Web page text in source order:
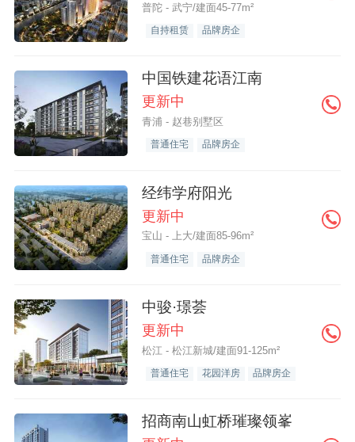
普陀 - 武宁/建面45-77m²
自持租赁 品牌房企
中国铁建花语江南
更新中
青浦 - 赵巷别墅区
普通住宅 品牌房企
经纬学府阳光
更新中
宝山 - 上大/建面85-96m²
普通住宅 品牌房企
中骏·璟荟
更新中
松江 - 松江新城/建面91-125m²
普通住宅 花园洋房 品牌房企
招商南山虹桥璀璨领峯